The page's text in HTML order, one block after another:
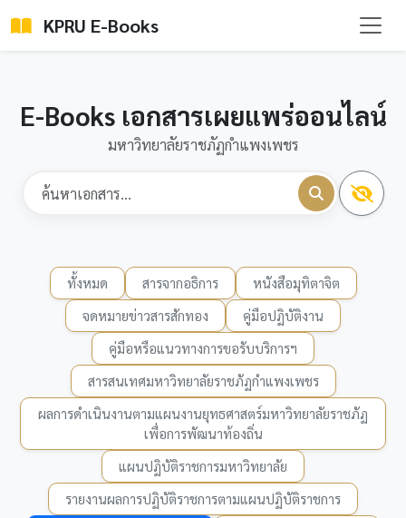
KPRU E-Books
E-Books เอกสารเผยแพร่ออนไลน์
มหาวิทยาลัยราชภัฏกำแพงเพชร
ทั้งหมด สารจากอธิการ
หนังสือมุทิตาจิต
จดหมายข่าวสารสักทอง
คู่มือปฏิบัติงาน
คู่มือหรือแนวทางการขอรับบริการฯ
สารสนเทศมหาวิทยาลัยราชภัฏกำแพงเพชร
ผลการดำเนินงานตามแผนงานยุทธศาสตร์มหาวิทยาลัยราชภัฏ
เพื่อการพัฒนาท้องถิ่น
แผนปฏิบัติราชการมหาวิทยาลัย
รายงานผลการปฏิบัติราชการตามแผนปฏิบัติราชการ